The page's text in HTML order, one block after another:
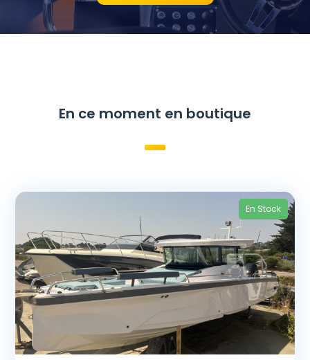
En ce moment en boutique
En Stock